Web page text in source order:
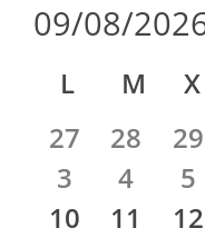
09/08/
fecha.
Calendario
de
Eventos
LLUNES
M X
27
28 29
3
4 5
10
11 12